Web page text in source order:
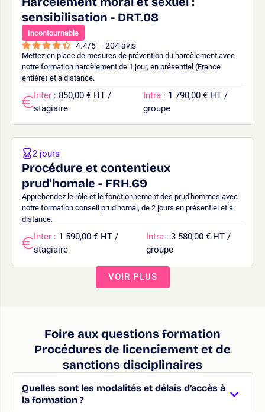
sensibilisation - DRT.08
Incontournable
4.4/5 - 204avis
Mettez en place de mesures de prévention du harcèlement avec
notre formation harcèlement de 1 jour, en présentiel (France
entière) et à distance.
Inter : 850,00 € HT /
stagiaire
Intra : 1 790,00 € HT /
groupe
Procédure et contentieux
prud'homale - FRH.69
Appréhendez le rôle et le fonctionnement des prud'hommes avec
notre formation conseil prud'homal, de 2 jours en présentiel et à
distance.
2 jours
Inter : 1 590,00 € HT /
stagiaire
Intra : 3 580,00 € HT /
groupe
VOIR PLUS
Foire aux questions formation
Procédures de licenciement et de
sanctions disciplinaires
Quelles sont les modalités et délais d’accès à
la formation ?